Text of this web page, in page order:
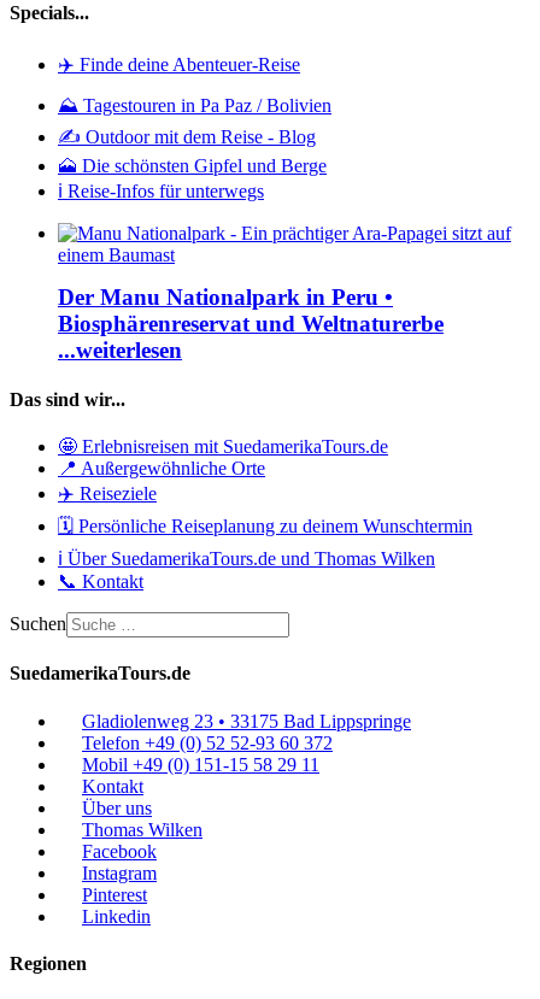
Specials...
✈️ Finde deine Abenteuer-Reise
⛰️ Tagestouren in Pa Paz / Bolivien
✍️ Outdoor mit dem Reise - Blog
🗻 Die schönsten Gipfel und Berge
ℹ️ Reise-Infos für unterwegs
Der Manu Nationalpark in Peru •
Biosphärenreservat und Weltnaturerbe
...weiterlesen
Das sind wir...
🤩 Erlebnisreisen mit SuedamerikaTours.de
📍 Außergewöhnliche Orte
✈️ Reiseziele
🗓️ Persönliche Reiseplanung zu deinem Wunschtermin
ℹ️ Über SuedamerikaTours.de und Thomas Wilken
📞 Kontakt
Suchen
SuedamerikaTours.de
Gladiolenweg 23 • 33175 Bad Lippspringe
Telefon +49 (0) 52 52-93 60 372
Mobil +49 (0) 151-15 58 29 11
Kontakt
Über uns
Thomas Wilken
Facebook
Instagram
Pinterest
Linkedin
Regionen